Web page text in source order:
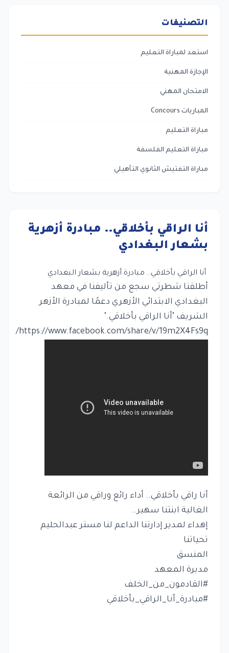
التصنيفات
استعد لمباراة التعليم
الإجازة المهنية
الامتحان المهني
المباريات Concours
مباراة التعليم
مباراة التعليم الفلسفة
مباراة التفتيش الثانوي التأهيلي
أنا الراقي بأخلاقي.. مبادرة أزهرية
بشعار البغدادي
أنا الراقي بأخلاقي.. مبادرة أزهرية بشعار البغدادي
أطلقنا شطرتي سجع من تأليفنا في معهد
البغدادي الابتدائي الأزهري دعمًا لمبادرة الأزهر
الشريف "أنا الراقي بأخلاقي."
https://www.facebook.com/share/v/19m2X4Fs9q/
أنا راقي بأخلاقي.. أداء رائع وراقي من الرائعة
الغالية ابنتنا سهير..
إهداء لمدير إدارتنا الداعم لنا مستر عبدالحليم
تحياتنا
المنسق
مديرة المعهد
#القادمون_من_الخلف
#مبادرة_أنا_الراقي_بأخلاقي